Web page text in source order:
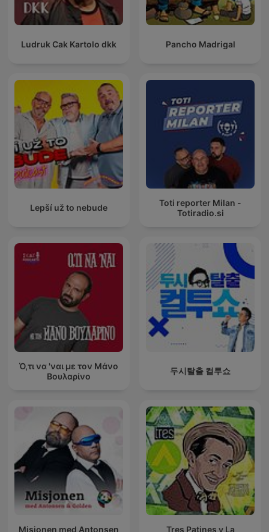
Ludruk Cak Kartolo dkk Pancho Madrigal
Lepší už to nebude
Toti reporter Milan -
Totiradio.si
Ό,τι να 'ναι με τον Μάνο
Βουλαρίνο
두시탈출 컬투쇼
Misjonen med Antonsen
Tres Patines y La